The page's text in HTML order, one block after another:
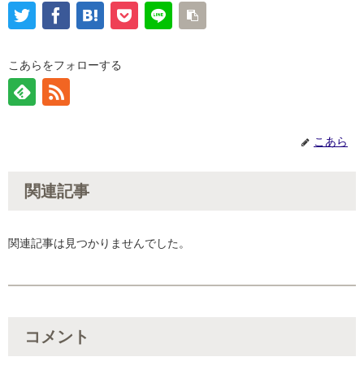
こあらをフォローする
こあら
関連記事
関連記事は見つかりませんでした。
コメント